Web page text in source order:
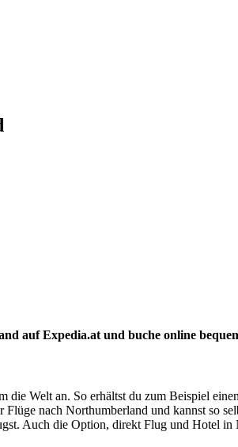
auf Expedia.at und buche online
Welt an. So erhältst du zum Beispiel
nach Northumberland und kannst so
Auch die Option, direkt Flug und Hotel in